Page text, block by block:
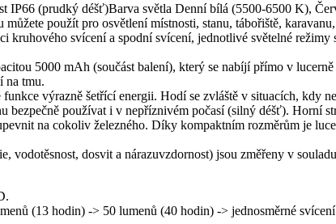
IP66 (prudký déšť)Barva světla Denní bílá (5500-6500 K),
použít pro osvětlení místnosti, stanu, tábořiště,
svícení a spodní svícení, jednotlivé světelné
5000 mAh (součást balení), který se nabíjí přímo v
na tmu.
výrazně šetřící energii. Hodí se zvláště v situacích, kdy
používat i v nepříznivém počasí (silný déšť). Horní
na cokoliv železného. Díky kompaktním rozměrům je
vodotěsnost, dosvit a nárazuvzdornost) jsou změřeny v
(13 hodin) -> 50 lumenů (40 hodin) -> jednosměrné